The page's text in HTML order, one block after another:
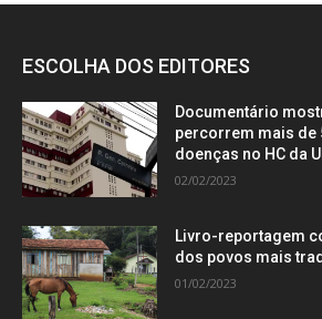
ESCOLHA DOS EDITORES
Documentário
percorrem mais de
doenças no HC da
02/02/2023
Livro-reportagem
dos povos mais
01/02/2023